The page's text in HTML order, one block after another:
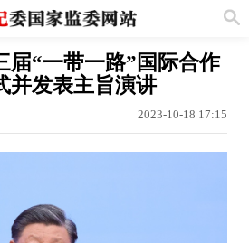
届“一带一路”国际合作
并发表主旨演讲
2023-10-18 17:15